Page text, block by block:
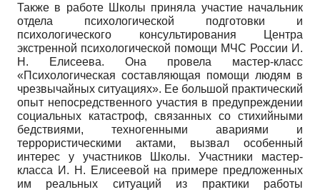
Также в работе Школы приняла участие начальник
отдела психологической подготовки и
психологического консультирования Центра
экстренной психологической помощи МЧС России И.
Н. Елисе­ева. Она провела мастер-класс
«Психологическая составляющая помощи людям в
чрезвычайных ситуациях». Ее большой практический
опыт непосредственного участия в предупреждении
социальных катастроф, связанных со стихийными
бедствиями, техногенными авариями и
террористическими актами, вызвал особенный
интерес у участников Школы. Участники мастер-
класса И. Н. Елисеевой на примере предложенных
им реальных ситуаций из практики работы